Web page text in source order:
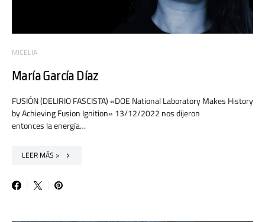
MICELIA
María García Díaz
FUSIÓN (DELIRIO FASCISTA) «DOE National Laboratory Makes History
by Achieving Fusion Ignition» 13/12/2022 nos dijeron
entonces la energía…
LEER MÁS >